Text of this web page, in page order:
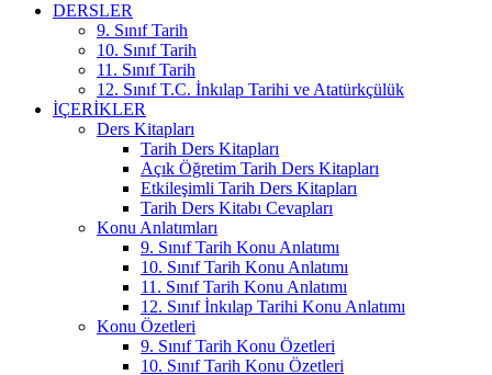
DERSLER
9. Sınıf Tarih
10. Sınıf Tarih
11. Sınıf Tarih
12. Sınıf T.C. İnkılap Tarihi ve Atatürkçülük
İÇERIKLER
Ders Kitapları
Tarih Ders Kitapları
Açık Öğretim Tarih Ders Kitapları
Etkileşimli Tarih Ders Kitapları
Tarih Ders Kitabı Cevapları
Konu Anlatımları
9. Sınıf Tarih Konu Anlatımı
10. Sınıf Tarih Konu Anlatımı
11. Sınıf Tarih Konu Anlatımı
12. Sınıf İnkılap Tarihi Konu Anlatımı
Konu Özetleri
9. Sınıf Tarih Konu Özetleri
10. Sınıf Tarih Konu Özetleri